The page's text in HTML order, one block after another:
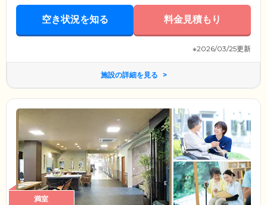
空き状況を知る 料金見積もり
※2026/03/25更新
施設の詳細を見る
満室